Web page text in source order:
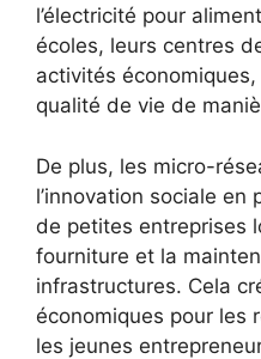
l’électricité ‍pour
écoles, leurs centres
activités
qualité de vie de
De⁢ plus, les micro-
l’innovation sociale en
de petites entreprises
⁤fourniture et la
infrastructures. Cela
économiques pour les
les jeunes